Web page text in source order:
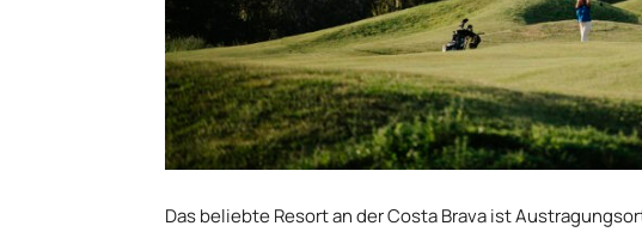
Das beliebte Resort an der Costa Brava ist